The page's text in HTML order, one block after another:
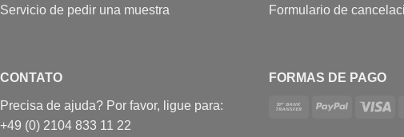
Servicio de pedir una muestra
Formulario de
CONTATO
Precisa de ajuda? Por favor, ligue para:
+49 (0) 2104 833 11 22
FORMAS DE PAGO